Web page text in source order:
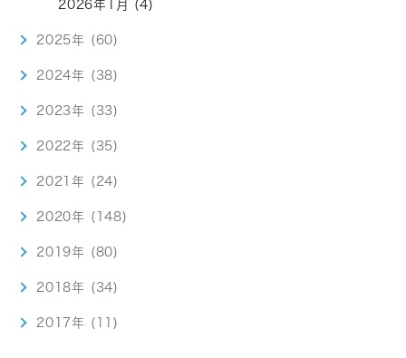
2026年1月 (4)
2025年 (60)
2024年 (38)
2023年 (33)
2022年 (35)
2021年 (24)
2020年 (148)
2019年 (80)
2018年 (34)
2017年 (11)